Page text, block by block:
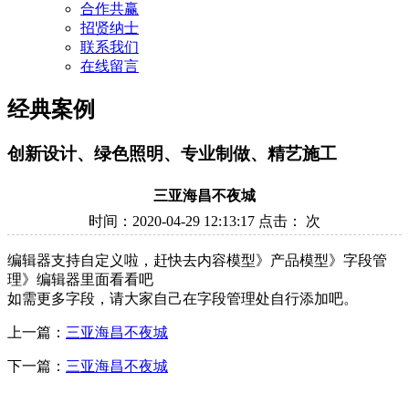
合作共赢
招贤纳士
联系我们
在线留言
经典案例
创新设计、绿色照明、专业制做、精艺施工
三亚海昌不夜城
时间：2020-04-29 12:13:17 点击： 次
编辑器支持自定义啦，赶快去内容模型》产品模型》字段管
理》编辑器里面看看吧
如需更多字段，请大家自己在字段管理处自行添加吧。
上一篇： 三亚海昌不夜城
下一篇： 三亚海昌不夜城